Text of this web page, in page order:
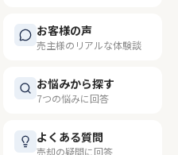
お客様の声
売主様のリアルな体験談
お悩みから探す
7つの悩みに回答
よくある質問
売却の疑問に回答